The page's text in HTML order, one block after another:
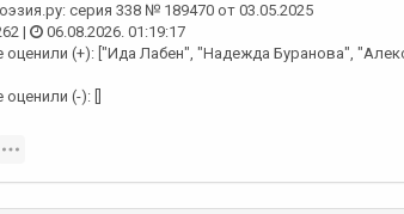
серия 338 № 189470 от 03.05.2025
|
06.08.2026. 01:19:17
оценили (+): ["Ида Лабен", "Надежда Буранова",
(-): []